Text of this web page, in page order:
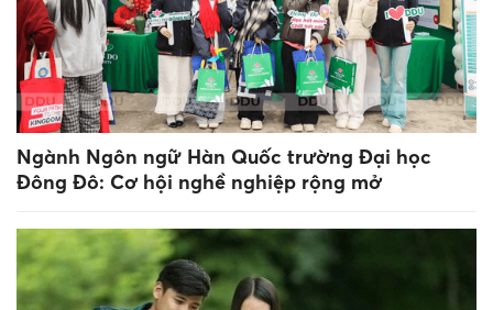
Ngành Ngôn ngữ Hàn Quốc trường Đại học
Đông Đô: Cơ hội nghề nghiệp rộng mở